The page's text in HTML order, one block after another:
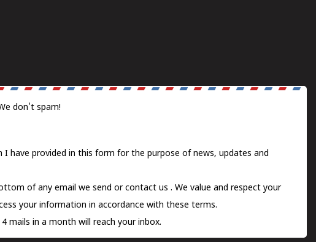
don't spam!
have provided in this form for the purpose of news, updates and
of any email we send orcontact us . We value and respect your
your information in accordance with these terms.
mails in a month will reach your inbox.